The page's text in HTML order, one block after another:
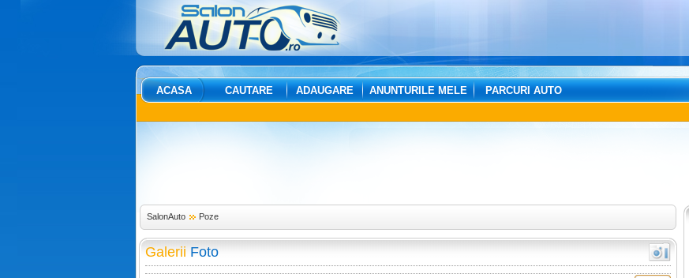
ACASA CAUTARE ADAUGARE ANUNTURILE MELE PARCURI AUTO
SalonAuto Poze
Galerii Foto